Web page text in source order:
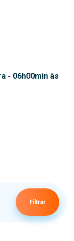
- 06h00min às
Filtrar